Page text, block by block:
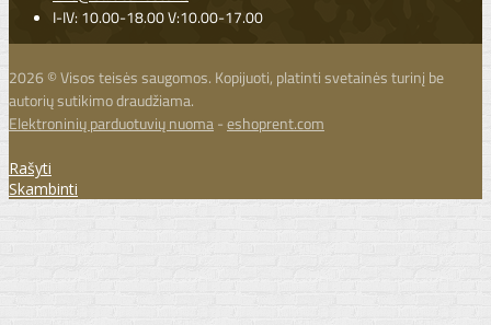
I-IV: 10.00-18.00 V:10.00-17.00
2026 © Visos teisės saugomos. Kopijuoti, platinti svetainės turinį be
autorių sutikimo draudžiama.
Elektroninių parduotuvių nuoma-eshoprent.com
Rašyti
Skambinti